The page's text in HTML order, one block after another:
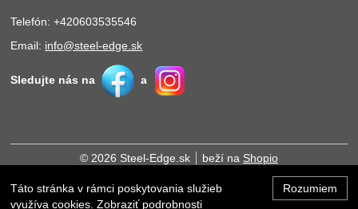
Táto stránka v rámci poskytovania služieb
využíva cookies.Zobraziť podrobnosti
Rozumiem
Telefón: +420603535546
Email: info@steel-edge.sk
Sledujte nás na a
© 2026 Steel-Edge.sk beží na Shopio
Hore